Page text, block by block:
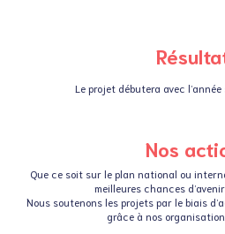
Le projet débutera avec
Nos
Que ce soit sur le plan national ou
meilleures chances
Nous soutenons les projets par le biais
grâce à nos